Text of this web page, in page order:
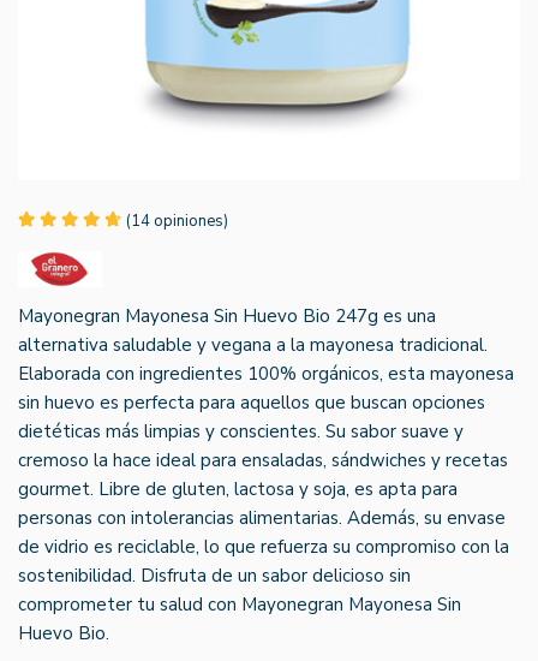
(14 opiniones)
Mayonegran Mayonesa Sin Huevo Bio 247g es una
alternativa saludable y vegana a la mayonesa tradicional.
Elaborada con ingredientes 100% orgánicos, esta mayonesa
sin huevo es perfecta para aquellos que buscan opciones
dietéticas más limpias y conscientes. Su sabor suave y
cremoso la hace ideal para ensaladas, sándwiches y recetas
gourmet. Libre de gluten, lactosa y soja, es apta para
personas con intolerancias alimentarias. Además, su envase
de vidrio es reciclable, lo que refuerza su compromiso con la
sostenibilidad. Disfruta de un sabor delicioso sin
comprometer tu salud con Mayonegran Mayonesa Sin
Huevo Bio.